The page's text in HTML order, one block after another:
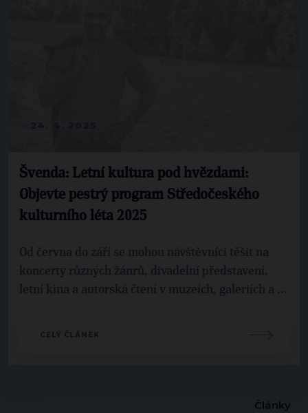
Švenda: Letní kultura pod hvězdami:
Objevte pestrý program Středočeského
kulturního léta 2025
Od června do září se mohou návštěvníci těšit na
koncerty různých žánrů, divadelní představení,
letní kina a autorská čtení v muzeích, galeriích a ...
CELÝ ČLÁNEK
Články